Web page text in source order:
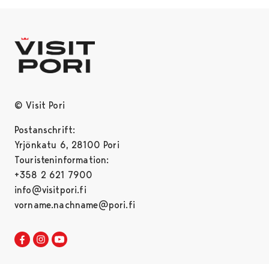
© Visit Pori
Postanschrift:
Yrjönkatu 6, 28100 Pori
Touristeninformation:
+358 2 621 7900
info@visitpori.fi
vorname.nachname@pori.fi
Visit Pori in Facebook
Opens in a new tab
Visit Pori in Instagram
Opens in a new tab